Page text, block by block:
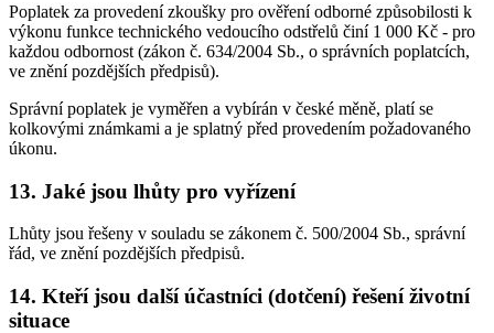
Poplatek za provedení zkoušky pro ověření odborné způsobilosti k
výkonu funkce technického vedoucího odstřelů činí 1 000 Kč - pro
každou odbornost (zákon č. 634/2004 Sb., o správních poplatcích,
ve znění pozdějších předpisů).
Správní poplatek je vyměřen a vybírán v české měně, platí se
kolkovými známkami a je splatný před provedením požadovaného
úkonu.
13. Jaké jsou lhůty pro vyřízení
Lhůty jsou řešeny v souladu se zákonem č. 500/2004 Sb., správní
řád, ve znění pozdějších předpisů.
14. Kteří jsou další účastníci (dotčení) řešení životní
situace